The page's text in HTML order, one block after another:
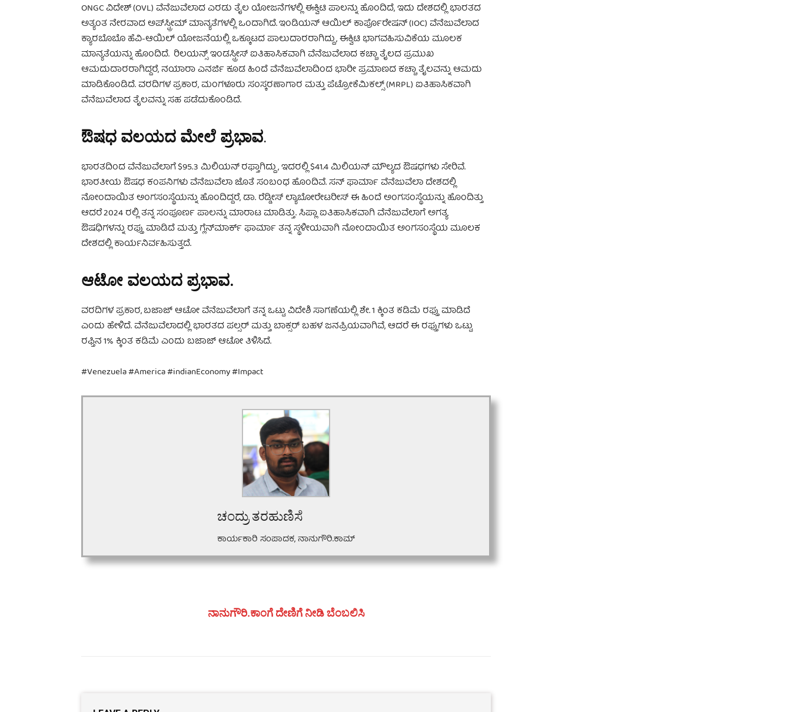
ONGC ವಿದೇಶ್ (OVL) ವೆನೆಜುವೆಲಾದ ಎರಡು ತೈಲ ಯೋಜನೆಗಳಲ್ಲಿ ಈಕ್ವಿಟಿ ಪಾಲನ್ನು ಹೊಂದಿದೆ, ಇದು ದೇಶದಲ್ಲಿ ಭಾರತದ
ಅತ್ಯಂತ ನೇರವಾದ ಅಪ್‌ಸ್ಟ್ರೀಮ್ ಮಾನ್ಯತೆಗಳಲ್ಲಿ ಒಂದಾಗಿದೆ. ಇಂಡಿಯನ್ ಆಯಿಲ್ ಕಾರ್ಪೊರೇಷನ್ (IOC) ವೆನೆಜುವೆಲಾದ
ಕ್ಯಾರಬೊಬೊ ಹೆವಿ-ಆಯಿಲ್ ಯೋಜನೆಯಲ್ಲಿ ಒಕ್ಕೂಟದ ಪಾಲುದಾರರಾಗಿದ್ದು, ಈಕ್ವಿಟಿ ಭಾಗವಹಿಸುವಿಕೆಯ ಮೂಲಕ
ಮಾನ್ಯತೆಯನ್ನು ಹೊಂದಿದೆ. ರಿಲಯನ್ಸ್ ಇಂಡಸ್ಟ್ರೀಸ್ ಐತಿಹಾಸಿಕವಾಗಿ ವೆನೆಜುವೆಲಾದ ಕಚ್ಚಾ ತೈಲದ ಪ್ರಮುಖ
ಆಮದುದಾರರಾಗಿದ್ದರೆ, ನಯಾರಾ ಎನರ್ಜಿ ಕೂಡ ಹಿಂದೆ ವೆನೆಜುವೆಲಾದಿಂದ ಭಾರೀ ಪ್ರಮಾಣದ ಕಚ್ಚಾ ತೈಲವನ್ನು ಆಮದು
ಮಾಡಿಕೊಂಡಿದೆ. ವರದಿಗಳ ಪ್ರಕಾರ, ಮಂಗಳೂರು ಸಂಸ್ಕರಣಾಗಾರ ಮತ್ತು ಪೆಟ್ರೋಕೆಮಿಕಲ್ಸ್ (MRPL) ಐತಿಹಾಸಿಕವಾಗಿ
ವೆನೆಜುವೆಲಾದ ತೈಲವನ್ನು ಸಹ ಪಡೆದುಕೊಂಡಿದೆ.
ಔಷಧ ವಲಯದ ಮೇಲೆ ಪ್ರಭಾವ.
ಭಾರತದಿಂದ ವೆನೆಜುವೆಲಾಗೆ $95.3 ಮಿಲಿಯನ್ ರಫ್ತಾಗಿದ್ದು , ಇದರಲ್ಲಿ $41.4 ಮಿಲಿಯನ್ ಮೌಲ್ಯದ ಔಷಧಗಳು ಸೇರಿವೆ.
ಭಾರತೀಯ ಔಷಧ ಕಂಪನಿಗಳು ವೆನೆಜುವೆಲಾ ಜೊತೆ ಸಂಬಂಧ ಹೊಂದಿವೆ. ಸನ್ ಫಾರ್ಮಾ ವೆನೆಜುವೆಲಾ ದೇಶದಲ್ಲಿ
ನೋಂದಾಯಿತ ಅಂಗಸಂಸ್ಥೆಯನ್ನು ಹೊಂದಿದ್ದರೆ, ಡಾ. ರೆಡ್ಡೀಸ್ ಲ್ಯಾಬೋರೇಟರೀಸ್ ಈ ಹಿಂದೆ ಅಂಗಸಂಸ್ಥೆಯನ್ನು ಹೊಂದಿತ್ತು
ಆದರೆ 2024 ರಲ್ಲಿ ತನ್ನ ಸಂಪೂರ್ಣ ಪಾಲನ್ನು ಮಾರಾಟ ಮಾಡಿತ್ತು. ಸಿಪ್ಲಾ ಐತಿಹಾಸಿಕವಾಗಿ ವೆನೆಜುವೆಲಾಗೆ ಅಗತ್ಯ
ಔಷಧಿಗಳನ್ನು ರಫ್ತು ಮಾಡಿದೆ ಮತ್ತು ಗ್ಲೆನ್‌ಮಾರ್ಕ್ ಫಾರ್ಮಾ ತನ್ನ ಸ್ಥಳೀಯವಾಗಿ ನೋಂದಾಯಿತ ಅಂಗಸಂಸ್ಥೆಯ ಮೂಲಕ
ದೇಶದಲ್ಲಿ ಕಾರ್ಯನಿರ್ವಹಿಸುತ್ತದೆ.
ಆಟೋ ವಲಯದ ಪ್ರಭಾವ.
ವರದಿಗಳ ಪ್ರಕಾರ, ಬಜಾಜ್ ಆಟೋ ವೆನೆಜುವೆಲಾಗೆ ತನ್ನ ಒಟ್ಟು ವಿದೇಶಿ ಸಾಗಣೆಯಲ್ಲಿ ಶೇ. 1 ಕ್ಕಿಂತ ಕಡಿಮೆ ರಫ್ತು ಮಾಡಿದೆ
ಎಂದು ಹೇಳಿದೆ. ವೆನೆಜುವೆಲಾದಲ್ಲಿ ಭಾರತದ ಪಲ್ಸರ್ ಮತ್ತು ಬಾಕ್ಸರ್ ಬಹಳ ಜನಪ್ರಿಯವಾಗಿವೆ, ಆದರೆ ಈ ರಫ್ತುಗಳು ಒಟ್ಟು
ರಫ್ತಿನ 1% ಕ್ಕಿಂತ ಕಡಿಮೆ ಎಂದು ಬಜಾಜ್ ಆಟೋ ತಿಳಿಸಿದೆ.
#Venezuela #America #indianEconomy #Impact
ಚಂದ್ರು ತರಹುಣಿಸೆ
ಕಾರ್ಯಕಾರಿ ಸಂಪಾದಕ, ನಾನುಗೌರಿ.ಕಾಮ್
ನಾನುಗೌರಿ.ಕಾಂಗೆ ದೇಣಿಗೆ ನೀಡಿ ಬೆಂಬಲಿಸಿ